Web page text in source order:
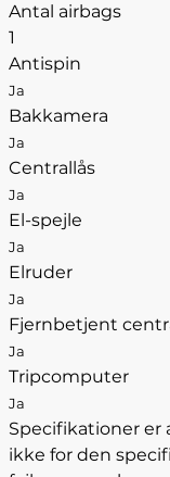
Antal airbags
1
Antispin
Ja
Bakkamera
Ja
Centrallås
Ja
El-spejle
Ja
Elruder
Ja
Fjernbetjent
Ja
Tripcomputer
Ja
Specifikationer er
ikke for den